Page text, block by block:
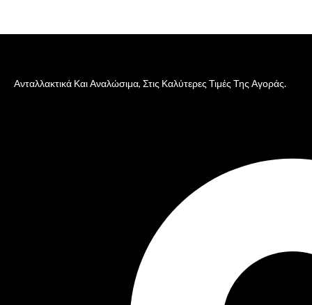
Ανταλλακτικά Και Αναλώσιμα, Στις Καλύτερες Τιμές Της Αγοράς.